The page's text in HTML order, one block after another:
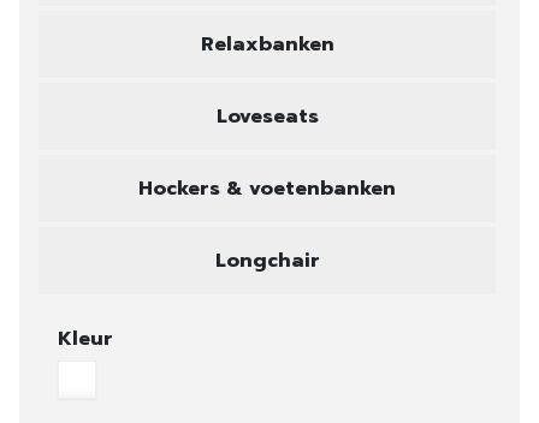
Relaxbanken
Loveseats
Hockers & voetenbanken
Longchair
Kleur